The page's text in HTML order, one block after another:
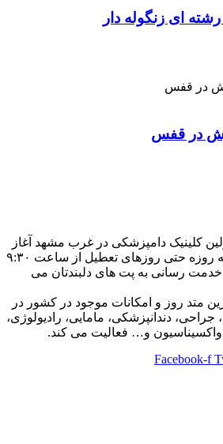
ای زنگوله دار
عنوان اولین کلینیک دامپزشکی در غرب مشهد آغاز
به فعالیت کرده ایم و همه روزه حتی روزهای تعطیل از ساعت ۹:۳۰
آماده خدمت رسانی به پت های دلبندتان می
متد روز و امکانات موجود در کشور در
دندانپزشکی، مامایی، رادیولوژی،
واکسیناسیون و… فعالیت می کند.
Facebook-f